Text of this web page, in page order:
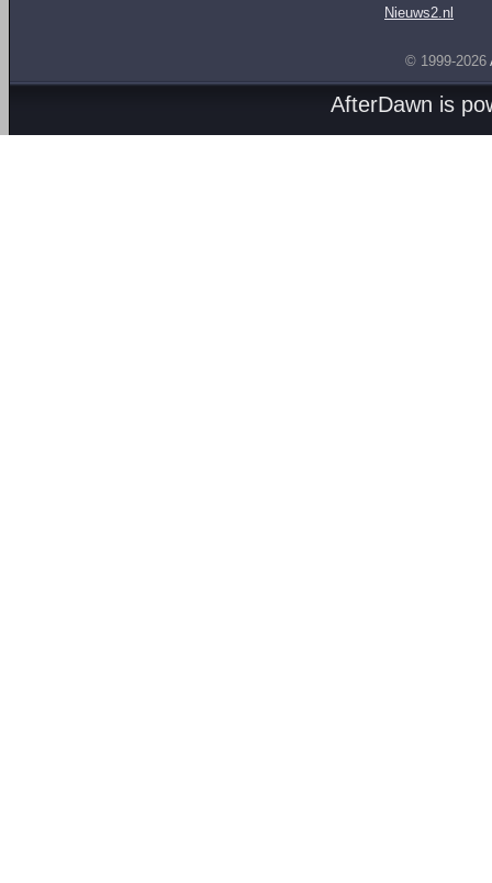
Nieuws2.nl
© 1999-2026
AfterDawn is